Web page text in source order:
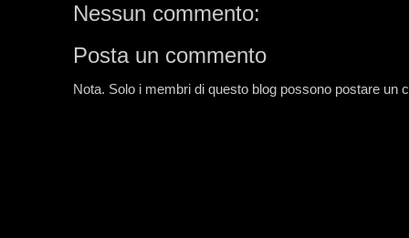
Nessun commento:
Posta un commento
Nota. Solo i membri di questo blog possono postare un